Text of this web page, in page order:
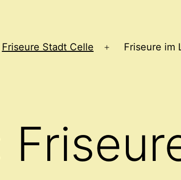
Friseure Stadt Celle
Menü
Friseure im